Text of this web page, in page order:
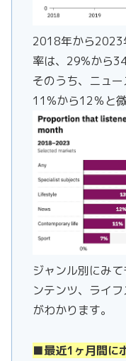
2018年から2023
率は、29%から
そのうち、ニュー
11%から12％と
ジャンル別にみ
ンテンツ、ライ
がわかります。
■最近1ヶ月間に